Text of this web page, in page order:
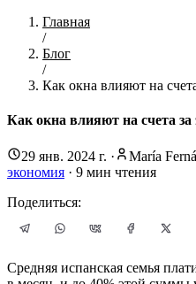
Главная
/
Блог
/
Как окна влияют на
Как окна влияют на счета
29 янв. 2024 г. · María
экономия · 9 мин чтения
Поделиться:
Средняя испанская семья